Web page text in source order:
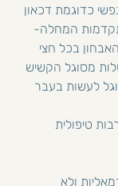
כדוגמת דכאון
המחלה-
בכל חצי
מסוגל הקשיש
לעשות בעבר
טיפולית
ולא